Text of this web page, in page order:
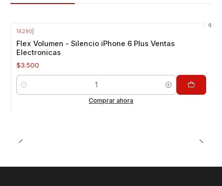
16290
Flex Volumen - Silencio iPhone 6 Plus Ventas
Electronicas
$3.500
Cantidad
Comprar ahora